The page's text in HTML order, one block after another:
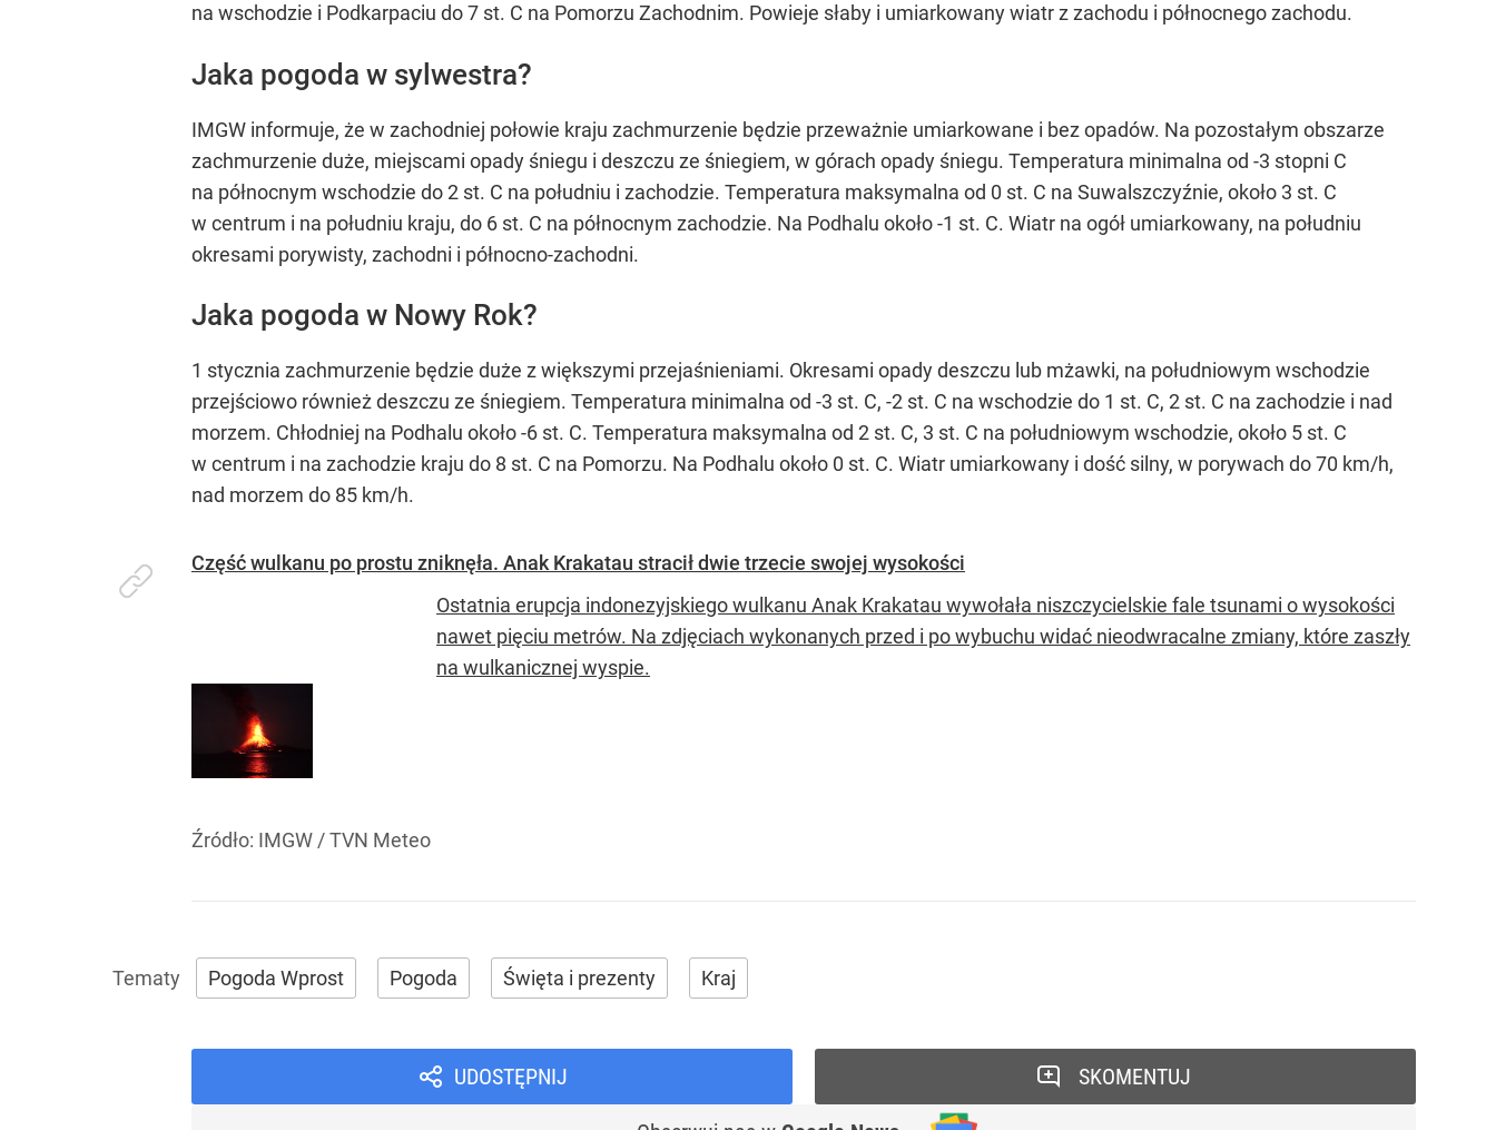
na wschodzie i Podkarpaciu do 7 st. C na Pomorzu Zachodnim. Powieje słaby i umiarkowany wiatr z zachodu i północnego zachodu.
Jaka pogoda w sylwestra?
IMGW informuje, że w zachodniej połowie kraju zachmurzenie będzie przeważnie umiarkowane i bez opadów. Na pozostałym obszarze
zachmurzenie duże, miejscami opady śniegu i deszczu ze śniegiem, w górach opady śniegu. Temperatura minimalna od -3 stopni C
na północnym wschodzie do 2 st. C na południu i zachodzie. Temperatura maksymalna od 0 st. C na Suwalszczyźnie, około 3 st. C
w centrum i na południu kraju, do 6 st. C na północnym zachodzie. Na Podhalu około -1 st. C. Wiatr na ogół umiarkowany, na południu
okresami porywisty, zachodni i północno-zachodni.
Jaka pogoda w Nowy Rok?
1 stycznia zachmurzenie będzie duże z większymi przejaśnieniami. Okresami opady deszczu lub mżawki, na południowym wschodzie
przejściowo również deszczu ze śniegiem. Temperatura minimalna od -3 st. C, -2 st. C na wschodzie do 1 st. C, 2 st. C na zachodzie i nad
morzem. Chłodniej na Podhalu około -6 st. C. Temperatura maksymalna od 2 st. C, 3 st. C na południowym wschodzie, około 5 st. C
w centrum i na zachodzie kraju do 8 st. C na Pomorzu. Na Podhalu około 0 st. C. Wiatr umiarkowany i dość silny, w porywach do 70 km/h,
nad morzem do 85 km/h.
Część wulkanu po prostu zniknęła. Anak Krakatau stracił dwie trzecie swojej wysokości
Ostatnia erupcja indonezyjskiego wulkanu Anak Krakatau wywołała niszczycielskie fale tsunami o wysokości
nawet pięciu metrów. Na zdjęciach wykonanych przed i po wybuchu widać nieodwracalne zmiany, które zaszły
na wulkanicznej wyspie.
Źródło: IMGW / TVN Meteo
Pogoda Wprost Pogoda Święta i prezenty Kraj
UDOSTĘPNIJ SKOMENTUJ